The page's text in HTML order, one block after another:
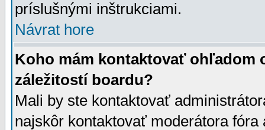
príslušnými inštrukciami.
Návrat hore
Koho mám kontaktovať ohľadom
záležitostí boardu?
Mali by ste kontaktovať
najskôr kontaktovať moderátora